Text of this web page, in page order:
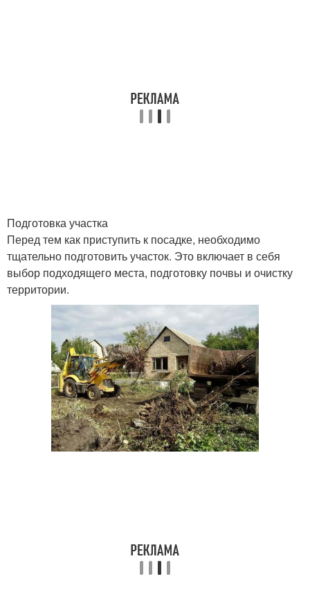
Подготовка участка
Перед тем как приступить к посадке, необходимо
тщательно подготовить участок. Это включает в себя
выбор подходящего места, подготовку почвы и очистку
территории.